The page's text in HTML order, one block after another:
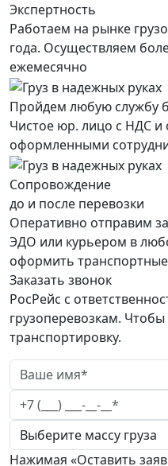
Экспертность
Работаем на рынке
года. Осуществляем
ежемесячно
Пройдем любую службу
Чистое юр. лицо с НДС
оформленными
Сопровождение
до и после перевозки
Оперативно отправим
ЭДО или курьером в
оформить
Заказать звонок
РосРейс с
грузоперевозкам.
транспортировку.
Нажимая «Оставить